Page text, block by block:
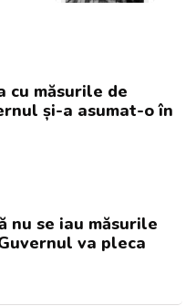
cu măsurile de
și-a asumat-o în
nu se iau măsurile
va pleca